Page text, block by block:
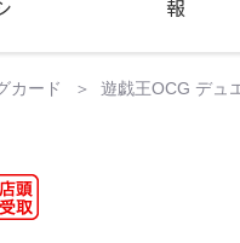
報
カード 遊戯王OCG デュ